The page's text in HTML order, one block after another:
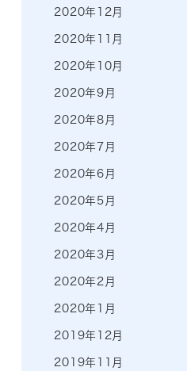
2020年12月
2020年11月
2020年10月
2020年9月
2020年8月
2020年7月
2020年6月
2020年5月
2020年4月
2020年3月
2020年2月
2020年1月
2019年12月
2019年11月